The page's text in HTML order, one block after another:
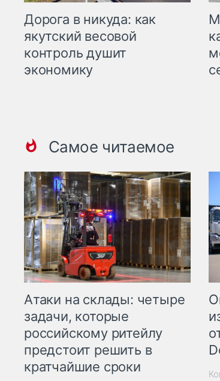
Дорога в никуда: как
якутский весовой
контроль душит
экономику
Самое читаемое
Атаки на склады: четыре
задачи, которые
российскому ритейлу
предстоит решить в
кратчайшие сроки